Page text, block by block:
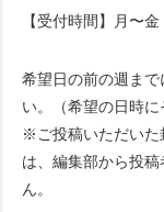
【受付時間】月〜
希望日の前の週ま
い。（希望の日時に
※ご投稿いただいた
は、編集部から投
ん。